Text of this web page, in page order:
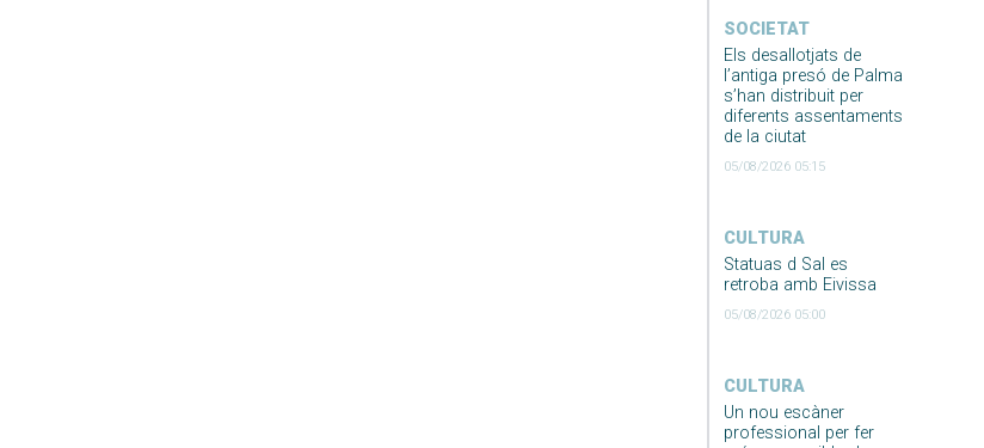
SOCIETAT
Els desallotjats de
l’antiga presó de Palma
s’han distribuit per
diferents assentaments
de la ciutat
05/08/2026 05:15
CULTURA
Statuas d Sal es
retroba amb Eivissa
05/08/2026 05:00
CULTURA
Un nou escàner
professional per fer